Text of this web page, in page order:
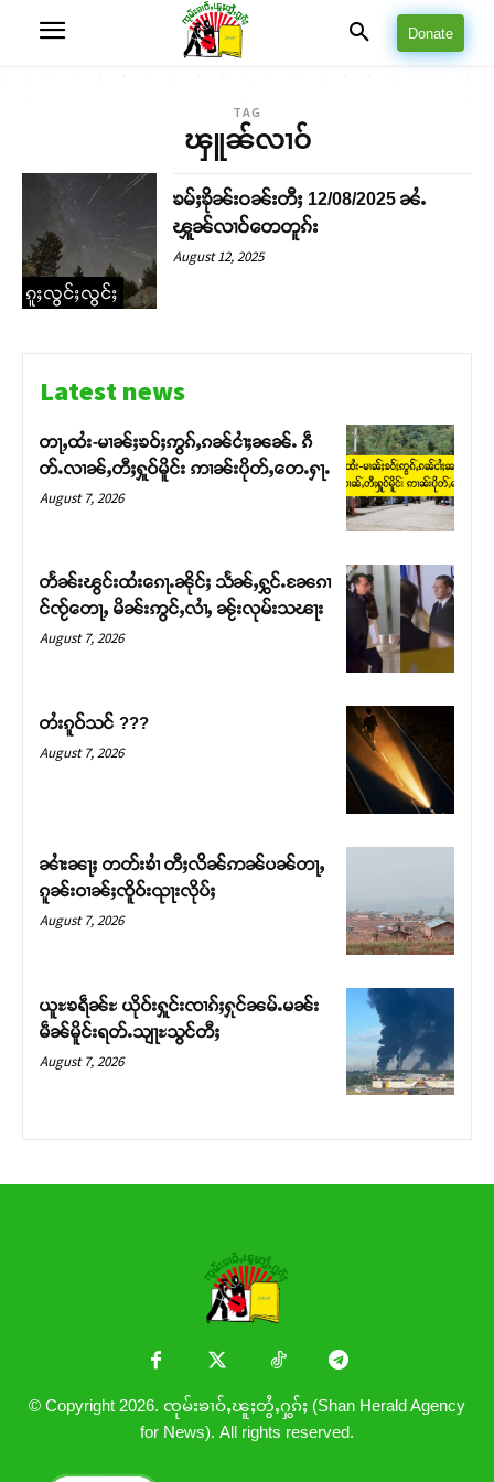
တႃႇႁႂ်ႈသဵင်ၵၢင်ၸႂ်ၵူၼ်းမိူင်း ၵူႈတီႈၵူႈလႅၼ်ပေႃးတေၸွ
တ်ႇ တူဝ်ႈလုမ်ႈၾႃႉၼၼ်ႉ ၶဝ်ႈႁူမ်ႈၵမ်ႉထႅမ် ၸုမ်းၶၢ
ဝ်ႇၽူႈတွႆႇႁွၵ်ႈ လႆႈယူႇၶႃႈဢေႃႈ။
Donate
TAG
ၾူၼ်လၢဝ်
ၵူႈလွင်ႈလွင်ႈ
ၶမ်ႈၶိုၼ်းဝၼ်းတီႈ 12/08/2025 ၼႆႉ
ၾူၼ်လၢဝ်တေတူၵ်း
August 12, 2025
Latest news
တႃႇထႆး-မၢၼ်ႈၶဝ်ႈဢွၵ်ႇၵၼ်ငၢႆႈၼၼ်ႉ ၵဵ
တ်ႉလၢၼ်ႇတီႈႁူဝ်မိူင်း ဢၢၼ်းပိုတ်ႇတေႉႁႃႉ
August 7, 2026
တႅၼ်းၽွင်းထႆးၵေႃႉၼိုင်ႈ သႅၼ်ႇႁွင်ႉၼႄၵၢ
င်ၸႂ်တေႃႇ မိၼ်းဢွင်ႇလၢႆႇ ၼႂ်းလုမ်းသၽႃး
August 7, 2026
တႆးၵူဝ်သင် ???
August 7, 2026
ၼၢႆးၼႃႈ တတ်းၶၢႆ တီႈလိၼ်ဢၼ်ပၼ်တႃႇ
ၵူၼ်းဝၢၼ်ႈၸိူဝ်းၺႃးလိုပ်ႈ
August 7, 2026
ယူႊၶရဵၼ်ႊ ယိုဝ်းႁူင်းၸၢၵ်ႈႁုင်ၼမ်ႉမၼ်း
မဵၼ်မိူင်းရတ်ႉသျႃႊသွင်တီႈ
August 7, 2026
© Copyright 2026. ၸုမ်းၶၢဝ်ႇၽူႈတွႆႇႁွၵ်ႈ (Shan Herald Agency
for News). All rights reserved.